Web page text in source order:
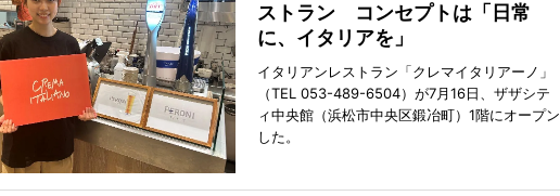
ストラン コンセプトは「日常
に、イタリアを」
イタリアンレストラン「クレマイタリアーノ」
（TEL 053-489-6504）が7月16日、ザザシテ
ィ中央館（浜松市中央区鍛冶町）1階にオープン
した。